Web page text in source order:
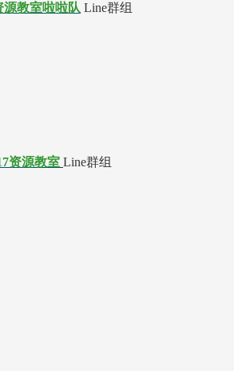
源教室啦啦队 Line群组
资源教室 Line群组